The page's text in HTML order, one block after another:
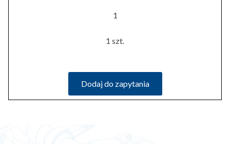
1
1 szt.
Dodaj do zapytania